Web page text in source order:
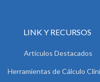
LINK Y RECURSOS
Artículos Destacados
Herramientas de Cálculo